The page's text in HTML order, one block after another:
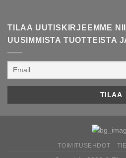
TILAA UUTISKIRJEEMME
UUSIMMISTA TUOTTEISTA
TOIMITUSEHDOT